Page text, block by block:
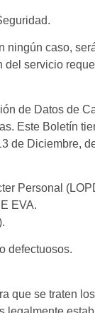
caso,
servicio
de Datos de
Este Boletín
de Diciembre,
Personal
EVA.
defectuosos.
que se traten